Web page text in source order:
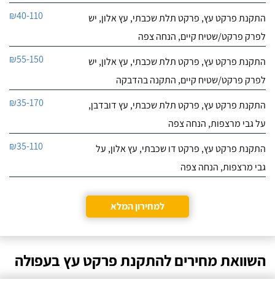
התקנת פרקט עץ, פרקט תלת שכבתי, עץ אלון, יש
לפרק פרקט/שטיח קיים, הנחה צפה
₪40-110
התקנת פרקט עץ, פרקט תלת שכבתי, עץ אלון, יש
לפרק פרקט/שטיח קיים, התקנה בהדבקה
₪55-150
התקנת פרקט עץ, פרקט תלת שכבתי, עץ דובדבן,
על גבי מרצפות, הנחה צפה
₪35-170
התקנת פרקט עץ, פרקט דו שכבתי, עץ אלון, על
גבי מרצפות, הנחה צפה
₪35-110
למחירון המלא
השוואת מחירים להתקנת פרקט עץ בעפולה